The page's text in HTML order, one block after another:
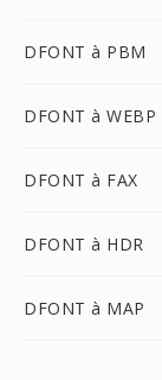
DFONT à PBM
DFONT à WEBP
DFONT à FAX
DFONT à HDR
DFONT à MAP